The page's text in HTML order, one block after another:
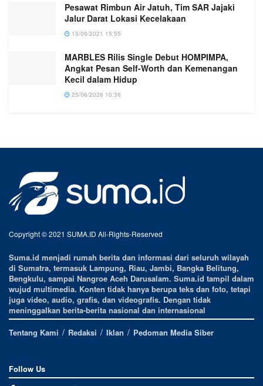
Pesawat Rimbun Air Jatuh, Tim SAR Jajaki
Jalur Darat Lokasi Kecelakaan
15/09/2021 15:55
MARBLES Rilis Single Debut HOMPIMPA,
Angkat Pesan Self-Worth dan Kemenangan
Kecil dalam Hidup
25/06/2026 10:36
Copyright © 2021 SUMA.ID All-Rights-Reserved
Suma.id menjadi rumah berita dan informasi dari seluruh wilayah
di Sumatra, termasuk Lampung, Riau, Jambi, Bangka Belitung,
Bengkulu, sampai Nangroe Aceh Darusalam. Suma.id tampil dalam
wujud multimedia. Konten tidak hanya berupa teks dan foto, tetapi
juga video, audio, grafis, dan videografis. Dengan tidak
meninggalkan berita-berita nasional dan internasional
Tentang Kami
Redaksi Iklan Pedoman Media Siber
Follow Us